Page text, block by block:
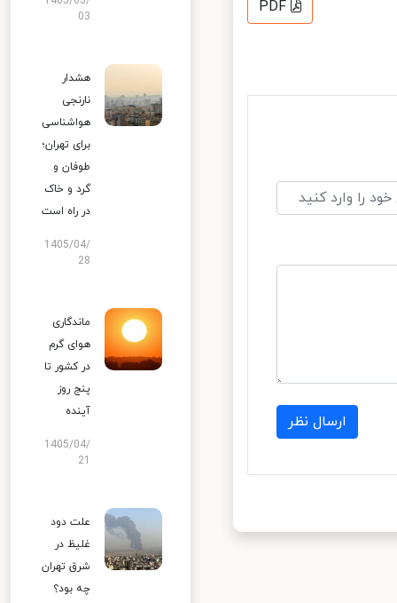
PDF
ارسال نظر
03
هشدار
نارنجی
هواشناسی
برای تهران؛
طوفان و
گرد و خاک
در راه است
1405/04/
28
ماندگاری
هوای گرم
در کشور تا
پنج روز
آینده
1405/04/
علت دود
غلیظ در
شرق تهران
چه بود؟